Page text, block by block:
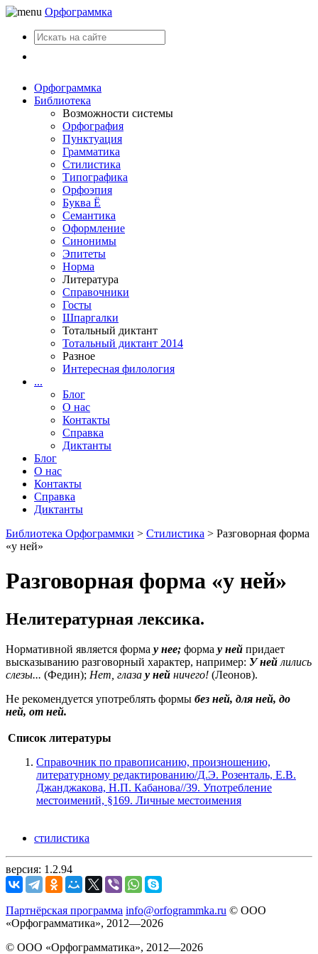
Орфограммка
Орфограммка
Библиотека
Возможности системы
Орфография
Пунктуация
Грамматика
Стилистика
Типографика
Орфоэпия
Буква Ё
Семантика
Оформление
Синонимы
Эпитеты
Норма
Литература
Справочники
Госты
Шпаргалки
Тотальный диктант
Тотальный диктант 2014
Разное
Интересная филология
...
Блог
О нас
Контакты
Справка
Диктанты
Блог
О нас
Контакты
Справка
Диктанты
Библиотека Орфограммки > Стилистика > Разговорная форма
«у ней»
Разговорная форма «у ней»
Нелитературная лексика.
Нормативной является форма у нее; форма у ней придает
высказыванию разговорный характер, например: Уней лились
слезы... (Федин); Нет, глаза у ней ничего! (Леонов).
Не рекомендуется употреблять формы без ней, для ней, до
ней, от ней.
Список литературы
Справочник по правописанию, произношению,
литературному редактированию/Д.Э. Розенталь, Е.В.
Джанджакова, Н.П. Кабанова//39. Употребление
местоимений, §169. Личные местоимения
стилистика
версия: 1.2.94
Партнёрская программа info@orfogrammka.ru © ООО
«Орфограмматика», 2012—2026
© ООО «Орфограмматика», 2012—2026